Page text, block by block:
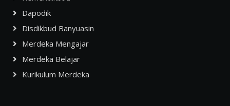
Dapodik
Disdikbud Banyuasin
Merdeka Mengajar
Merdeka Belajar
Kurikulum Merdeka